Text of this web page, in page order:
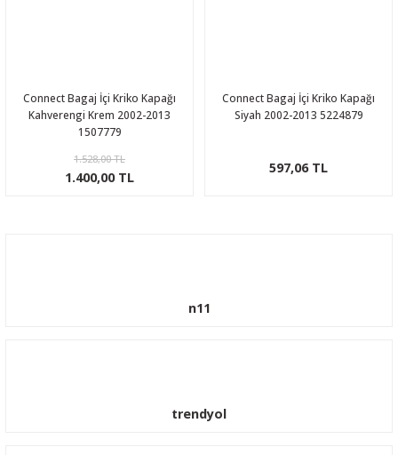
Connect Bagaj İçi Kriko Kapağı
Kahverengi Krem 2002-2013
1507779
1.528,00 TL
1.400,00 TL
Connect Bagaj İçi Kriko Kapağı
Siyah 2002-2013 5224879
597,06 TL
n11
trendyol